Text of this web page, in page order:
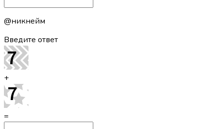
@никнейм
Введите ответ
+
=